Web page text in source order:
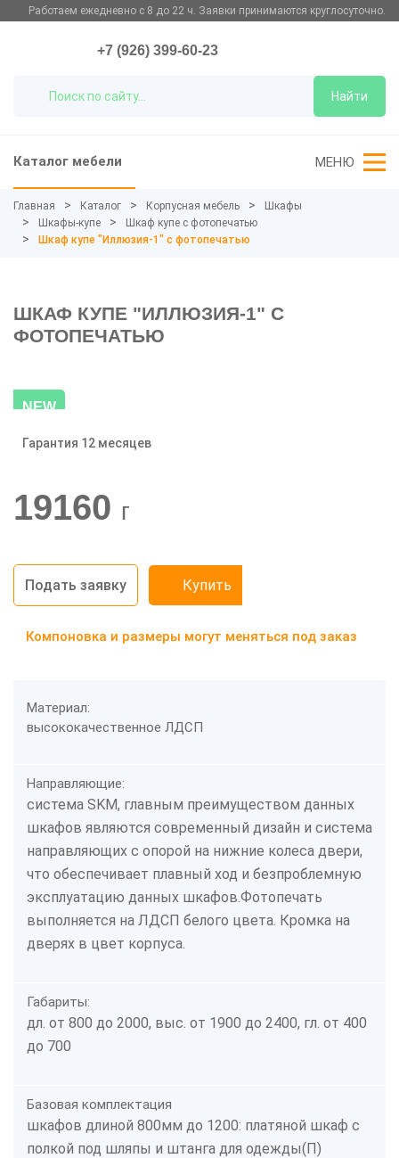
Работаем ежедневно с 8 до 22 ч. Заявки принимаются круглосуточно.
Найти
+7 (926) 399-60-23
Каталог мебели МЕНЮ
Главная Каталог Корпусная мебель
Шкафы
Шкафы-купе
Шкаф купе с фотопечатью
Шкаф купе "Иллюзия-1" с фотопечатью
ШКАФ КУПЕ "ИЛЛЮЗИЯ-1" С
ФОТОПЕЧАТЬЮ
NEW
-20%
Гарантия 12 месяцев
19160 г
Подать заявку Купить
Компоновка и размеры могут меняться под заказ
Материал:
высококачественное ЛДСП
Направляющие:
система SKM, главным преимуществом данных
шкафов являются современный дизайн и система
направляющих с опорой на нижние колеса двери,
что обеспечивает плавный ход и безпроблемную
эксплуатацию данных шкафов.Фотопечать
выполняется на ЛДСП белого цвета. Кромка на
дверях в цвет корпуса.
Габариты:
дл. от 800 до 2000, выс. от 1900 до 2400, гл. от 400
до 700
Базовая комплектация
шкафов длиной 800мм до 1200: платяной шкаф с
полкой под шляпы и штанга для одежды(П)